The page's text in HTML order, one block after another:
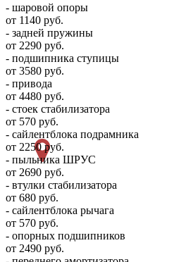
- шаровой опоры
от 1140 руб.
- задней пружины
от 2290 руб.
- подшипника ступицы
от 3580 руб.
- привода
от 4480 руб.
- стоек стабилизатора
от 570 руб.
- сайлентблока подрамника
от 2250 руб.
- пыльника ШРУС
от 2690 руб.
- втулки стабилизатора
от 680 руб.
- сайлентблока рычага
от 570 руб.
- опорных подшипников
от 2490 руб.